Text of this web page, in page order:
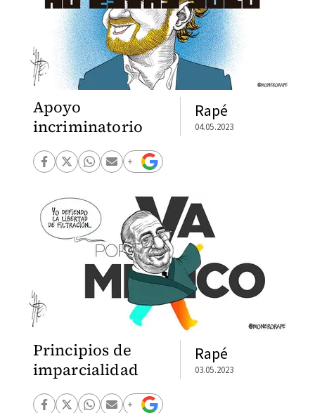
Apoyo
incriminatorio
Rapé
04.05.2023
Principios de
imparcialidad
Rapé
03.05.2023